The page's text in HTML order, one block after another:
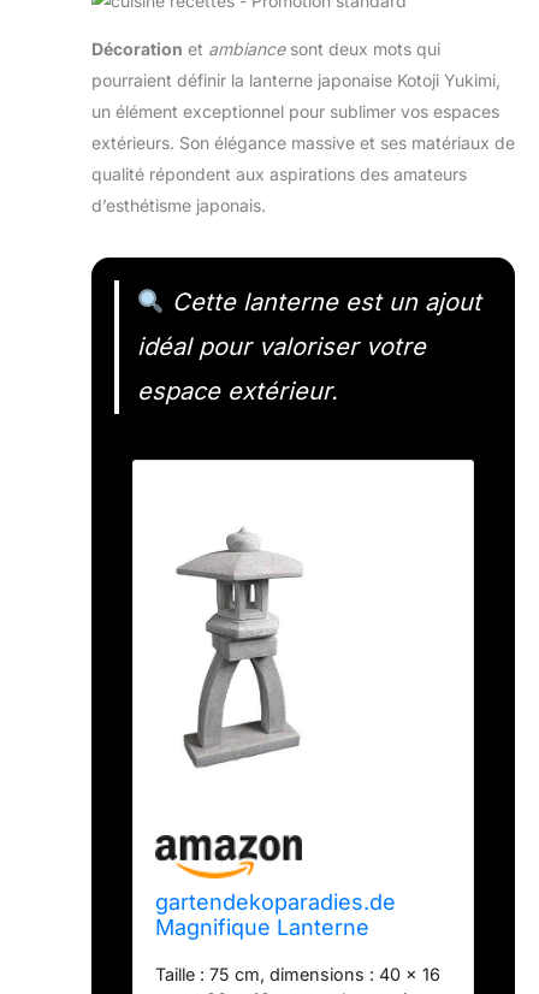
Décoration et ambiancesont deux mots qui
pourraient définir la lanterne japonaise Kotoji Yukimi,
un élément exceptionnel pour sublimer vos espaces
extérieurs. Son élégance massive et ses matériaux de
qualité répondent aux aspirations des amateurs
d’esthétisme japonais.
Cette lanterne est un ajout
idéal pour valoriser votre
espace extérieur.
gartendekoparadies.de
Magnifique Lanterne
Yukimi en Pierre
Taille : 75 cm, dimensions : 40 x 16